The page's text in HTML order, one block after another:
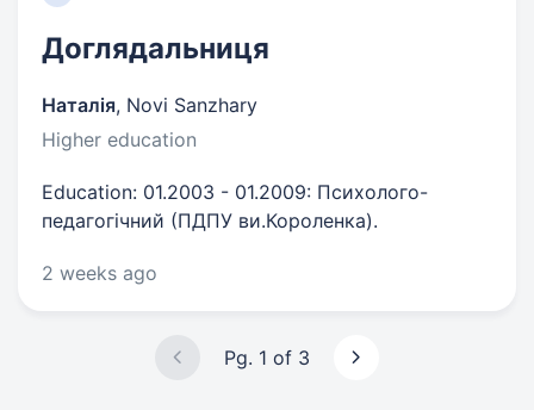
Доглядальниця
Наталія, Novi Sanzhary
Higher education
Education: 01.2003 - 01.2009: Психолого-
педагогічний (ПДПУ ви.Короленка).
2 weeks ago
Pg. 1 of 3